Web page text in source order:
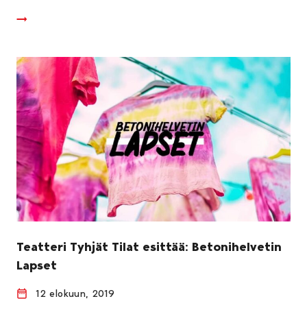
Teatteri Tyhjät Tilat esittää: Betonihelvetin
Lapset
12 elokuun, 2019